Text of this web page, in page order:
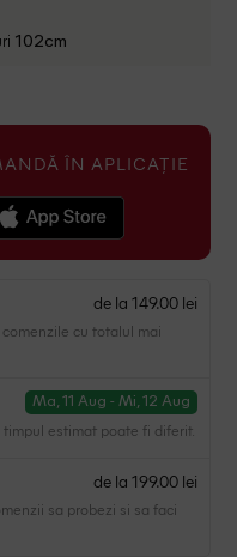
102cm
ÎN APLICAȚIE
de la 149.00 lei
cu totalul mai
Ma, 11 Aug - Mi, 12 Aug
estimat poate fi diferit.
de la 199.00 lei
sa probezi si sa faci